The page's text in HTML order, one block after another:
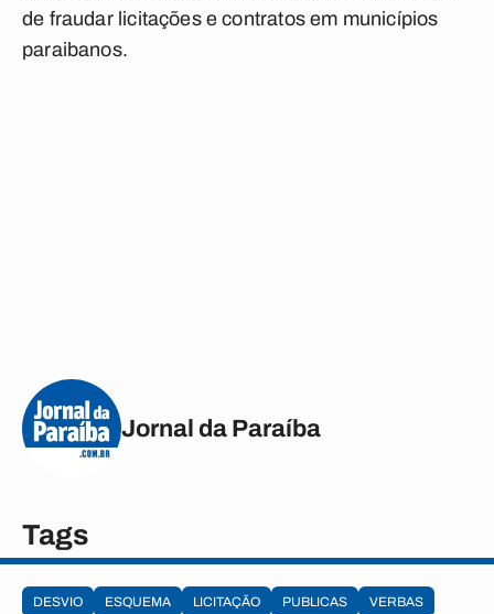
de fraudar licitações e contratos em municípios
paraibanos.
Jornal da Paraíba
Tags
DESVIO ESQUEMA LICITAÇÃO PUBLICAS VERBAS